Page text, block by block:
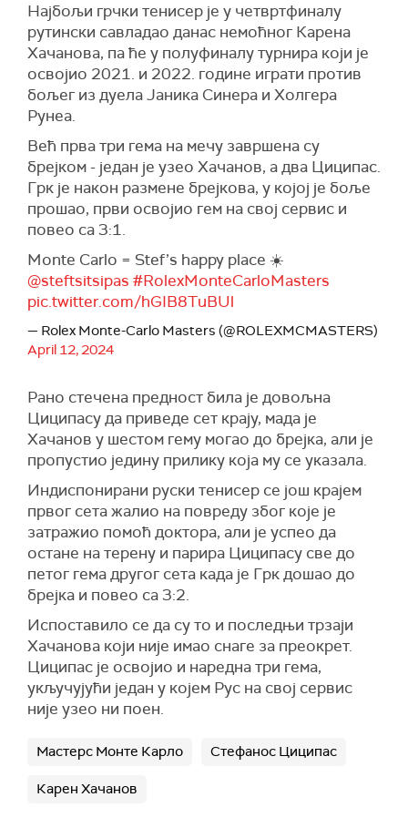
Најбољи грчки тенисер је у четвртфиналу
рутински савладао данас немоћног Карена
Хачанова, па ће у полуфиналу турнира који је
освојио 2021. и 2022. године играти против
бољег из дуела Јаника Синера и Холгера
Рунеа.
Већ прва три гема на мечу завршена су
брејком - један је узео Хачанов, а два Циципас.
Грк је након размене брејкова, у којој је боље
прошао, први освојио гем на свој сервис и
повео са 3:1.
Monte Carlo = Stef’s happy place ☀️
@steftsitsipas #RolexMonteCarloMasters
pic.twitter.com/hGIB8TuBUl
— Rolex Monte-Carlo Masters (@ROLEXMCMASTERS)
April 12, 2024
Рано стечена предност била је довољна
Циципасу да приведе сет крају, мада је
Хачанов у шестом гему могао до брејка, али је
пропустио једину прилику која му се указала.
Индиспонирани руски тенисер се још крајем
првог сета жалио на повреду због које је
затражио помоћ доктора, али је успео да
остане на терену и парира Циципасу све до
петог гема другог сета када је Грк дошао до
брејка и повео са 3:2.
Испоставило се да су то и последњи трзаји
Хачанова који није имао снаге за преокрет.
Циципас је освојио и наредна три гема,
укључујући један у којем Рус на свој сервис
није узео ни поен.
Мастерс Монте Карло Стефанос Циципас
Карен Хачанов